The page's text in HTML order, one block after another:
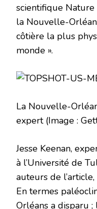
scientifique
la Nouvelle-
côtière la plus
monde ».
La Nouvelle-
expert (Image :
Jesse Keenan,
à l’Université de
auteurs de
En termes
Orléans a disparu